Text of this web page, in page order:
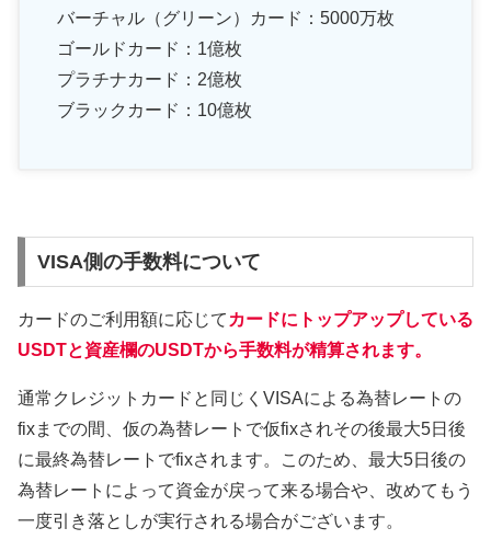
バーチャル（グリーン）カード：5000万枚
ゴールドカード：1億枚
プラチナカード：2億枚
ブラックカード：10億枚
VISA側の手数料について
カードのご利用額に応じて カードにトップアップしている
USDTと資産欄のUSDTから手数料が精算されます。
通常クレジットカードと同じくVISAによる為替レートの
fixまでの間、仮の為替レートで仮fixされその後最大5日後
に最終為替レートでfixされます。このため、最大5日後の
為替レートによって資金が戻って来る場合や、改めてもう
一度引き落としが実行される場合がございます。